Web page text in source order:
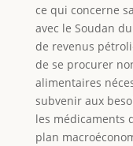
ce qui concerne
avec le Soudan
de revenus
de se procurer
alimentaires
subvenir aux
les médicaments
plan